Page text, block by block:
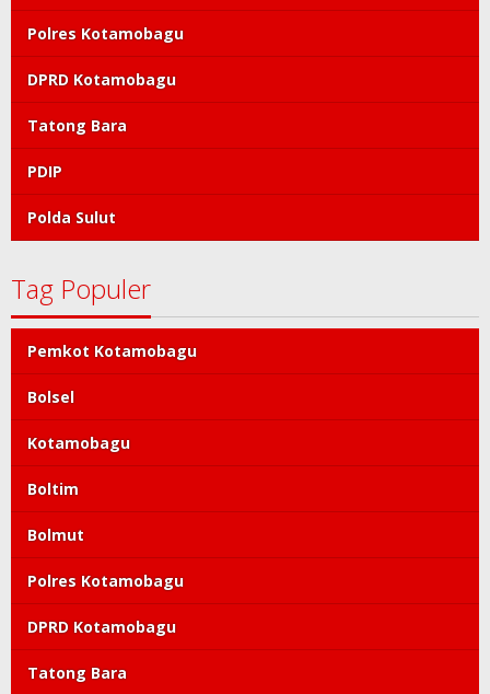
Polres Kotamobagu
DPRD Kotamobagu
Tatong Bara
PDIP
Polda Sulut
Tag Populer
Pemkot Kotamobagu
Bolsel
Kotamobagu
Boltim
Bolmut
Polres Kotamobagu
DPRD Kotamobagu
Tatong Bara